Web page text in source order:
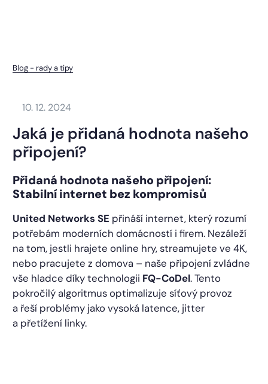
Blog - rady a tipy
10. 12. 2024
Jaká je přidaná hodnota našeho
připojení?
Přidaná hodnota našeho připojení:
Stabilní internet bez kompromisů
United Networks SE přináší internet, který rozumí
potřebám moderních domácností i firem. Nezáleží
na tom, jestli hrajete online hry, streamujete ve 4K,
nebo pracujete z domova – naše připojení zvládne
vše hladce díky technologii FQ-CoDel. Tento
pokročilý algoritmus optimalizuje síťový provoz
a řeší problémy jako vysoká latence, jitter
a přetížení linky.